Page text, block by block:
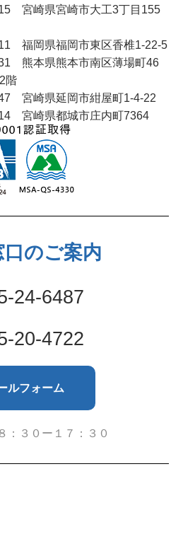
年3月
年2月
年11月
年10月
2024年8月
年7月
年6月
年5月
年4月
2023年7月
2023年6月
年4月
宮崎県宮崎市大工3丁目155
福岡県福岡市東区香椎1-22-5
熊本県熊本市南区薄場町46
階
宮崎県延岡市紺屋町1-4-22
宮崎県都城市庄内町7364
口のご案内
24-6487
20-4722
ルフォーム
３０ー１７：３０